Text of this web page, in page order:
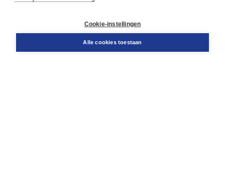
Bestellen
Cookie-instellingen
Alle cookies toestaan